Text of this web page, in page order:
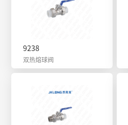
9238
双热熔球阀